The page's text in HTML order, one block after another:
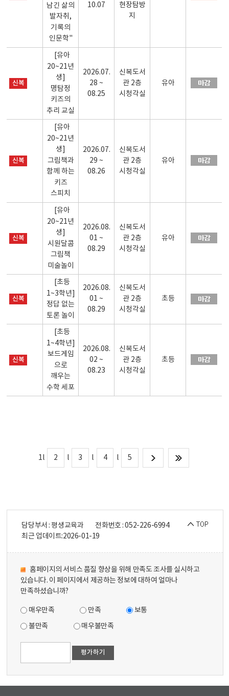
남긴 삶의
발자취,
기록의
인문학"
10.07
현장탐방
지
신복
[유아
20~21년
생]
명탐정
키즈의
추리 교실
2026.07.
28 ~
08.25
신복도서
관 2층
시청각실
유아
신복
[유아
20~21년
생]
그림책과
함께 하는
키즈
스피치
2026.07.
29 ~
08.26
신복도서
관 2층
시청각실
유아
신복
[유아
20~21년
생]
시원달콤
그림책
미술놀이
2026.08.
01 ~
08.29
신복도서
관 2층
시청각실
유아
신복
[초등
1~3학년]
정답 없는
토론 놀이
2026.08.
01 ~
08.29
신복도서
관 2층
시청각실
초등
신복
[초등
1~4학년]
보드게임
으로
깨우는
수학 세포
2026.08.
02 ~
08.23
신복도서
관 2층
시청각실
초등
1l 2 l 3 l 4 l 5
담당부서 : 평생교육과
전화번호 : 052-226-6994
최근 업데이트:2026-01-19
홈페이지의 서비스 품질 향상을 위해 만족도 조사를 실시하고
있습니다. 이 페이지에서 제공하는 정보에 대하여 얼마나
만족하셨습니까?
매우만족 만족
보통
불만족
매우불만족